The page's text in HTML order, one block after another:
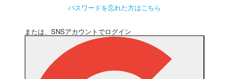
パスワードを忘れた方はこちら
または、SNSアカウントでログイン